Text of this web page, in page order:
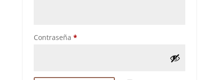
Contraseña *Requerido